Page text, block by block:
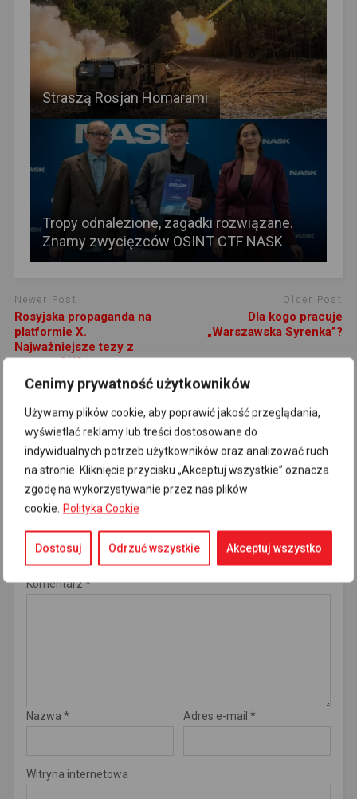
Cenimy prywatność użytkowników
Używamy plików cookie, aby poprawić jakość przeglądania,
wyświetlać reklamy lub treści dostosowane do
indywidualnych potrzeb użytkowników oraz analizować ruch
na stronie. Kliknięcie przycisku „Akceptuj wszystkie” oznacza
zgodę na wykorzystywanie przez nas plików
cookie. Polityka Cookie
Dostosuj Odrzuć wszystkie Akceptuj wszystko
Straszą Rosjan Homarami
Tropy odnalezione, zagadki rozwiązane.
Znamy zwycięzców OSINT CTF NASK
Newer Post
Rosyjska propaganda na
platformie X.
Najważniejsze tezy z
raportu OKO.press
Older Post
Dla kogo pracuje
„Warszawska Syrenka”?
COMMENTS
WORDPRESS: FACEBOOK: DISQUS:
Dodaj komentarz
Twój adres e-mail nie zostanie opublikowany.Wymagane pola
są oznaczone
Komentarz*
Nazwa * Adres e-mail *
Witryna internetowa